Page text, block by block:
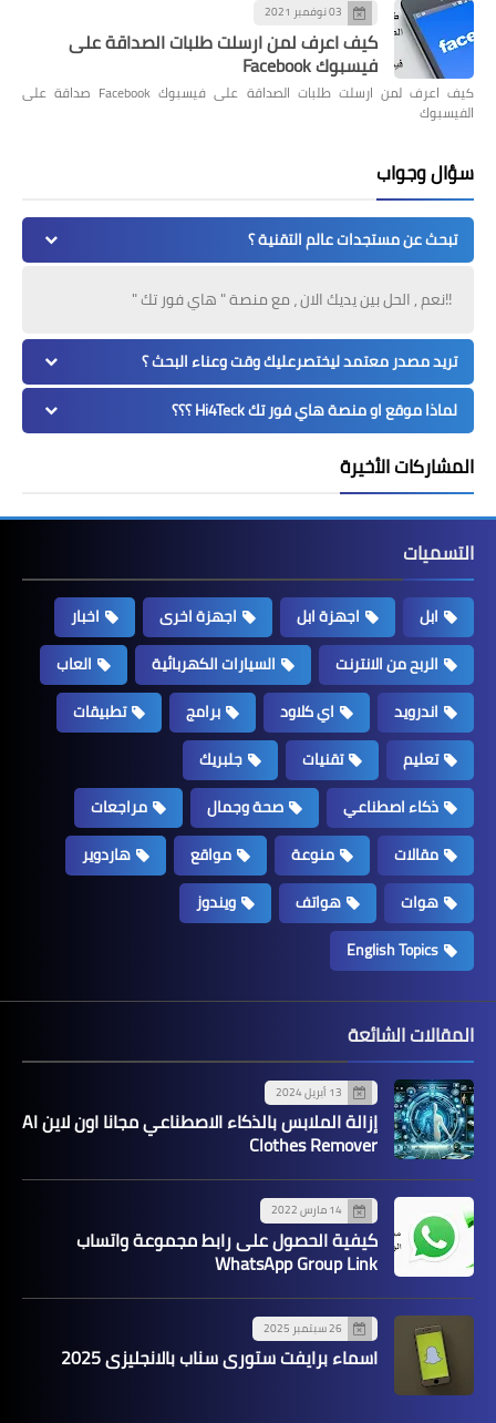
03 نوفمبر 2021
كيف اعرف لمن ارسلت طلبات الصداقة على
فيسبوك Facebook
كيف اعرف لمن ارسلت طلبات الصداقة على فيسبوك Facebook صداقة على
الفيسبوك
سؤال وجواب
تبحث عن مستجدات عالم التقنية ؟
!!نعم , الحل بين يديك الان ، مع منصة " هاي فور تك "
تريد مصدر معتمد ليختصرعليك وقت وعناء البحث ؟
لماذا موقع او منصة هاي فور تك Hi4Teck ؟؟؟
المشاركات الأخيرة
التسميات
ابل اجهزة ابل اجهزة اخرى
اخبار
الربح من الانترنت
السيارات الكهربائية
العاب
اندرويد
اي كلاود برامج
تطبيقات
تعليم
تقنيات
جلبريك
ذكاء اصطناعي
صحة وجمال
مراجعات
مقالات
منوعة مواقع
هاردوير
هوات
هواتف
ويندوز
English Topics
المقالات الشائعة
13 أبريل 2024
إزالة الملابس بالذكاء الاصطناعي مجانا اون لاين AI
Clothes Remover
14 مارس 2022
كيفية الحصول على رابط مجموعة واتساب
WhatsApp Group Link
26 سبتمبر 2025
اسماء برايفت ستوري سناب بالانجليزي 2025